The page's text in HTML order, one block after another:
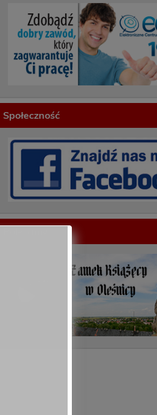
Społeczność